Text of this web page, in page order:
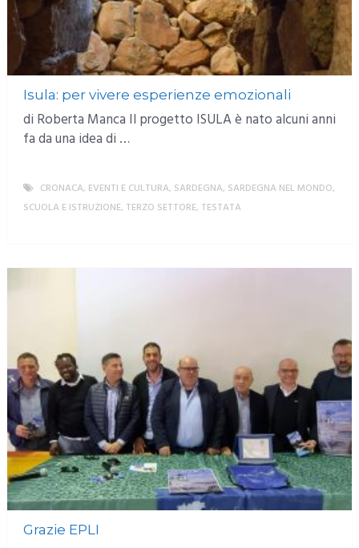
Isula: per vivere esperienze emozionali
di Roberta Manca Il progetto ISULA è nato alcuni anni
fa da una idea di …
CRONACA, EVENTI E CULTURA, SARDEGNA, SARDEGNA NEL MONDO,
SCUOLA E ISTRUZIONE, TERZO SETTORE, TESTATA
Grazie EPLI